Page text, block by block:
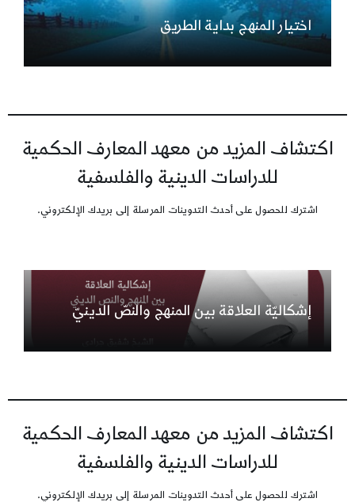
اختيار المنهج بداية الطريق
اكتشاف المزيد من معهد المعارف الحكمية
للدراسات الدينية والفلسفية
اشترك للحصول على أحدث التدوينات المرسلة إلى بريدك الإلكتروني.
إشكاليّة العلاقة بين المنهج والنصّ الدينيّ
اكتشاف المزيد من معهد المعارف الحكمية
للدراسات الدينية والفلسفية
اشترك للحصول على أحدث التدوينات المرسلة إلى بريدك الإلكتروني.